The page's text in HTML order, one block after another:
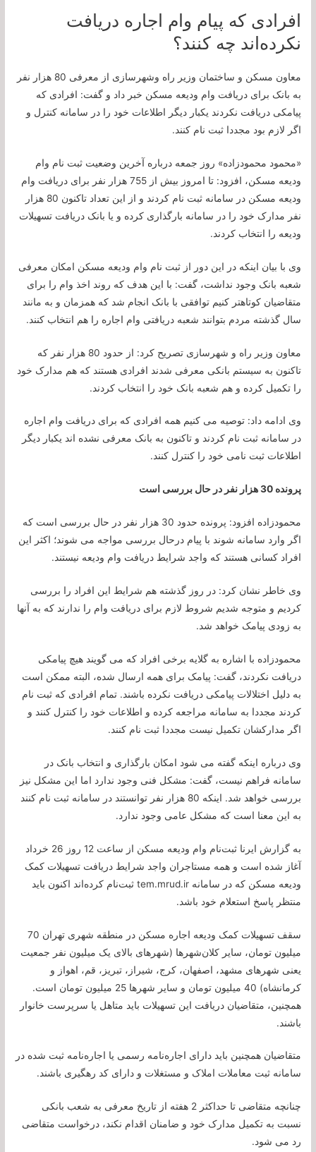
افرادی که پیام وام اجاره دریافت
نکرده‌اند چه کنند؟
معاون مسکن و ساختمان وزیر راه وشهرسازی از معرفی 80 هزار نفر
به بانک برای دریافت وام ودیعه مسکن خبر داد و گفت: افرادی که
پیامکی دریافت نکردند یکبار دیگر اطلاعات خود را در سامانه کنترل و
اگر لازم بود مجددا ثبت نام کنند.
«محمود محمودزاده» روز جمعه درباره آخرین وضعیت ثبت نام وام
ودیعه مسکن، افزود: تا امروز بیش از 755 هزار نفر برای دریافت وام
ودیعه مسکن در سامانه ثبت نام کردند و از این تعداد تاکنون 80 هزار
نفر مدارک خود را در سامانه بارگذاری کرده و یا بانک دریافت تسهیلات
ودیعه را انتخاب کردند.
وی با بیان اینکه در این دور از ثبت نام وام ودیعه مسکن امکان معرفی
شعبه بانک وجود نداشت، گفت: با این هدف که روند اخذ وام را برای
متقاضیان کوتاهتر کنیم توافقی با بانک انجام شد که همزمان و به مانند
سال گذشته مردم بتوانند شعبه دریافتی وام اجاره را هم انتخاب کنند.
معاون وزیر راه و شهرسازی تصریح کرد: از حدود 80 هزار نفر که
تاکنون به سیستم بانکی معرفی شدند افرادی هستند که هم مدارک خود
را تکمیل کرده و هم شعبه بانک خود را انتخاب کردند.
وی ادامه داد: توصیه می کنیم همه افرادی که برای دریافت وام اجاره
در سامانه ثبت نام کردند و تاکنون به بانک معرفی نشده اند یکبار دیگر
اطلاعات ثبت نامی خود را کنترل کنند.
پرونده 30 هزار نفر در حال بررسی است
محمودزاده افزود: پرونده حدود 30 هزار نفر در حال بررسی است که
اگر وارد سامانه شوند با پیام درحال بررسی مواجه می شوند؛ اکثر این
افراد کسانی هستند که واجد شرایط دریافت وام ودیعه نیستند.
وی خاطر نشان کرد: در روز گذشته هم شرایط این افراد را بررسی
کردیم و متوجه شدیم شروط لازم برای دریافت وام را ندارند که به آنها
به زودی پیامک خواهد شد.
محمودزاده با اشاره به گلایه برخی افراد که می گویند هیچ پیامکی
دریافت نکردند، گفت: پیامک برای همه ارسال شده، البته ممکن است
به دلیل اختلالات پیامکی دریافت نکرده باشند. تمام افرادی که ثبت نام
کردند مجددا به سامانه مراجعه کرده و اطلاعات خود را کنترل کنند و
اگر مدارکشان تکمیل نیست مجددا ثبت نام کنند.
وی درباره اینکه گفته می شود امکان بارگذاری و انتخاب بانک در
سامانه فراهم نیست، گفت: مشکل فنی وجود ندارد اما این مشکل نیز
بررسی خواهد شد. اینکه 80 هزار نفر توانستند در سامانه ثبت نام کنند
به این معنا است که مشکل عامی وجود ندارد.
به گزارش ایرنا ثبت‌نام وام ودیعه مسکن از ساعت 12 روز 26 خرداد
آغاز شده است و همه مستاجران واجد شرایط دریافت تسهیلات کمک
ودیعه مسکن که در سامانه tem.mrud.ir ثبت‌نام کرده‌اند اکنون باید
منتظر پاسخ استعلام خود باشد.
سقف تسهیلات کمک ودیعه اجاره مسکن در منطقه شهری تهران 70
میلیون تومان، سایر کلان‌شهرها (شهرهای بالای یک میلیون نفر جمعیت
یعنی شهرهای مشهد، اصفهان، کرج، شیراز، تبریز، قم، اهواز و
کرمانشاه) 40 میلیون تومان و سایر شهرها 25 میلیون تومان است.
همچنین، متقاضیان دریافت این تسهیلات باید متاهل یا سرپرست خانوار
باشند.
متقاضیان همچنین باید دارای اجاره‌نامه رسمی یا اجاره‌نامه ثبت شده در
سامانه ثبت معاملات املاک و مستغلات و دارای کد رهگیری باشند.
چنانچه متقاضی تا حداکثر 2 هفته از تاریخ معرفی به شعب بانکی
نسبت به تکمیل مدارک خود و ضامنان اقدام نکند، درخواست متقاضی
رد می شود.